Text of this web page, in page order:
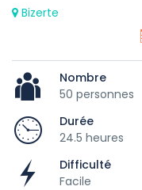
Bizerte
Nombre
50 personnes
Durée
24.5 heures
Difficulté
Facile